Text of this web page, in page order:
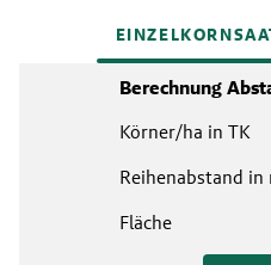
Berechnung
Körner/ha in TK
Reihenabstand in
Fläche